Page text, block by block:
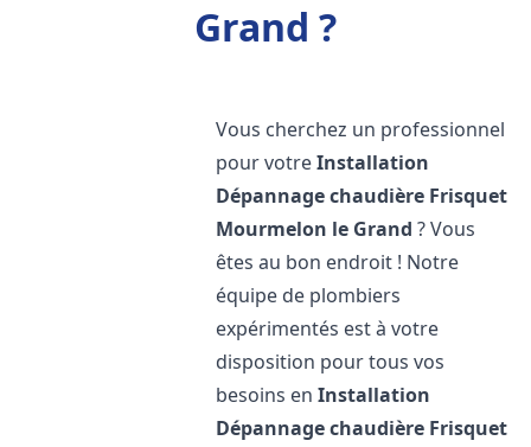
Grand ?
Vous cherchez un professionnel
pour votreInstallation
Dépannage chaudière Frisquet
Mourmelon le Grand ? Vous
êtes au bon endroit ! Notre
équipe de plombiers
expérimentés est à votre
disposition pour tous vos
besoins enInstallation
Dépannage chaudière Frisquet